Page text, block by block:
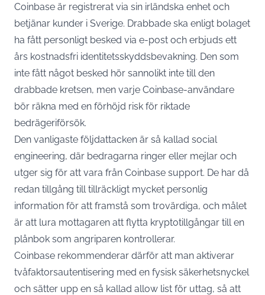
Coinbase är registrerat via sin irländska enhet och
betjänar kunder i Sverige. Drabbade ska enligt bolaget
ha fått personligt besked via e-post och erbjuds ett
års kostnadsfri identitetsskyddsbevakning. Den som
inte fått något besked hör sannolikt inte till den
drabbade kretsen, men varje Coinbase-användare
bör räkna med en förhöjd risk för riktade
bedrägeriförsök.
Den vanligaste följdattacken är så kallad social
engineering, där bedragarna ringer eller mejlar och
utger sig för att vara från Coinbase support. De har då
redan tillgång till tillräckligt mycket personlig
information för att framstå som trovärdiga, och målet
är att lura mottagaren att flytta kryptotillgångar till en
plånbok som angriparen kontrollerar.
Coinbase rekommenderar därför att man aktiverar
tvåfaktorsautentisering med en fysisk säkerhetsnyckel
och sätter upp en så kallad allow list för uttag, så att